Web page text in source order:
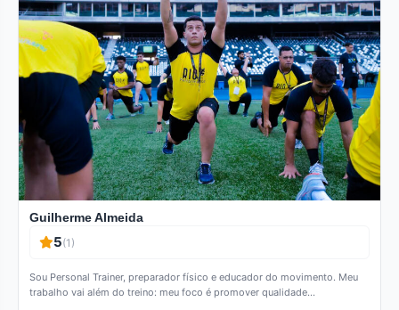
Guilherme Almeida
5(1)
Sou Personal Trainer, preparador físico e educador do movimento. Meu
trabalho vai além do treino: meu foco é promover qualidade…